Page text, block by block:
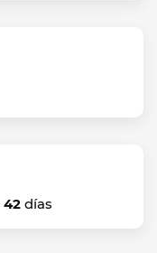
42 días